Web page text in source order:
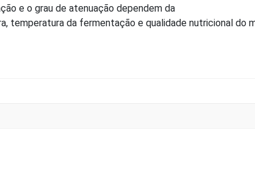
e o grau de atenuação dependem da
temperatura da fermentação e qualidade nutricional do